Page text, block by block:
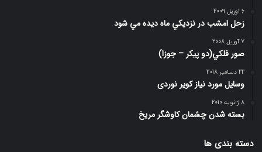
6 آوریل 2009
زحل امشب در نزديكي ماه ديده مي شود
7 آوریل 2008
صور فلكي(دو پیکر – جوزا)
22 دسامبر 2018
وسایل مورد نیاز کویر نوردی
8 ژانویه 2010
بسته شدن چشمان کاوشگر مريخ
دسته بندی ها